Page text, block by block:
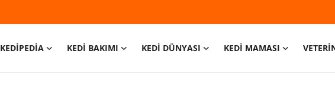
KEDİPEDİA KEDİ BAKIMI KEDİ DÜNYASI KEDİ MAMASI